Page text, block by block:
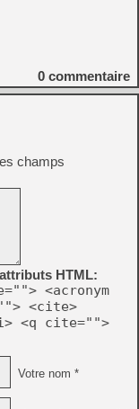
0 commentaire
champs
HTML:
<acronym
<cite>
<q cite="">
Votre nom *